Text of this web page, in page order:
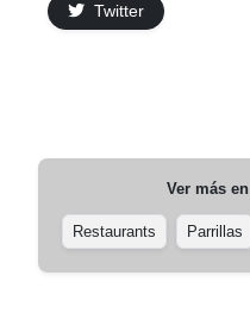
Twitter
Ver más en
Restaurants Parrillas